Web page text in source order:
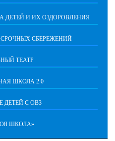
ДЕТЕЙ И ИХ ОЗДОРОВЛЕНИЯ
СБЕРЕЖЕНИЙ
ТЕАТР
ШКОЛА 2.0
ДЕТЕЙ С ОВЗ
ШКОЛА»